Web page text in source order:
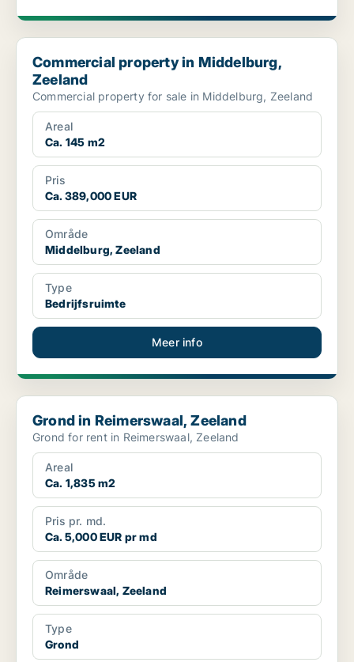
Commercial property in Middelburg, Zeeland
Commercial property in Middelburg,
Zeeland
Commercial property for sale in Middelburg, Zeeland
Areal
Ca. 145 m2
Pris
Ca. 389,000 EUR
Område
Middelburg, Zeeland
Type
Bedrijfsruimte
Meer info
Grond in Reimerswaal, Zeeland
Grond in Reimerswaal, Zeeland
Grond for rent in Reimerswaal, Zeeland
Areal
Ca. 1,835 m2
Pris pr. md.
Ca. 5,000 EUR pr md
Område
Reimerswaal, Zeeland
Type
Grond